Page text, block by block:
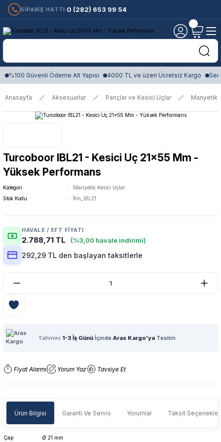
SİPARİŞ HATTI: 0 (282) 653 99 54
%100 Güvenli Ödeme Alt Yapısı 4000 TL ve üzeri Ücretsiz Kargo
Anasayfa Aksesuarlar Pançlar ve Kesici Uçlar Manyetik
Turcoboor IBL21 - Kesici Uç 21x55 Mm -
Yüksek Performans
Kategori
Manyetik Kesici Uçlar
Stok Kodu
Rm_IBL21
HAVALE / EFT FIYATI
2.788,71 TL (%3,00 havale indirimi)
292,29 TL den başlayan taksitlerle
Tahmini 1-3 İş Günü İçinde Aras Kargo'ya Teslim
Fiyat Alarmı Yorum Yaz Tavsiye Et
Ürün Bilgisi Garanti Ve Servis Yorumlar Taksit
Çap
Ø 21 mm